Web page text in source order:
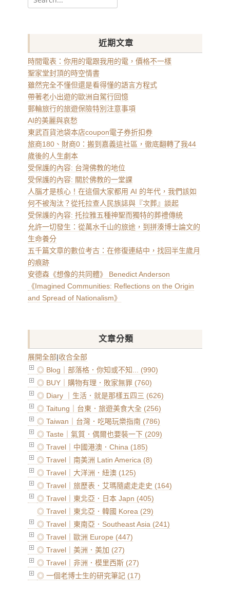
for:
近期文章
時間電表：你用的電跟我用的電，價格不一樣
聖家堂封頂的時空情書
雖然完全不懂但還是看得懂的語言方程式
帶著老小出遊的歐洲自駕行回憶
郵輪旅行的旅遊保險特別注意事項
AI的美麗與哀愁
東武百貨池袋本店coupon電子券折扣券
旅商180、財商0：搬到嘉義這社區，徹底翻轉了我44
歲後的人生劇本
受保護的內容: 台灣佛教的地位
受保護的內容: 關於佛教的一堂課
人腦才是核心！在這個大家都用 AI 的年代，我們該如
何不被淘汰？從托拉查人民族誌與『次葬』談起
受保護的內容: 托拉雅五種神聖而獨特的葬禮傳統
允許一切發生：從萬水千山的旅途，到拼湊博士論文的
生命養分
五千篇文章的數位考古：在修復連結中，找回半生歲月
的痕跡
安德森《想像的共同體》 Benedict Anderson
《Imagined Communities: Reflections on the Origin
and Spread of Nationalism》
文章分類
展開全部|收合全部
◎ Blog｜部落格．你知或不知... (990)
◎ BUY｜購物有理．敗家無罪 (760)
◎ Diary ｜生活．就是那樣五四三 (626)
◎ Taitung｜台東．旅遊美食大全 (256)
◎ Taiwan｜台灣．吃喝玩樂指南 (786)
◎ Taste｜氣質．偶爾也要裝一下 (209)
◎ Travel｜中國港澳．China (185)
◎ Travel｜南美洲 Latin America (8)
◎ Travel｜大洋洲．紐澳 (125)
◎ Travel｜旅歷表．艾瑪隨處走走史 (164)
◎ Travel｜東北亞．日本 Japn (405)
◎ Travel｜東北亞．韓國 Korea (29)
◎ Travel｜東南亞．Southeast Asia (241)
◎ Travel｜歐洲 Europe (447)
◎ Travel｜美洲．美加 (27)
◎ Travel｜非洲．模里西斯 (27)
◎ 一個老博士生的研究筆記 (17)